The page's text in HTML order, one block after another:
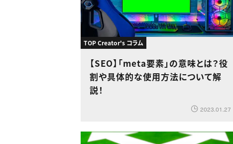
TOP Creator's コラム
【SEO】「meta要素」の意味とは？役
割や具体的な使用方法について解
説！
2023.01.27